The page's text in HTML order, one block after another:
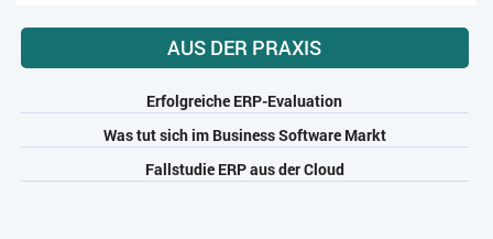
AUS DER PRAXIS
Erfolgreiche ERP-Evaluation
Was tut sich im Business Software Markt
Fallstudie ERP aus der Cloud